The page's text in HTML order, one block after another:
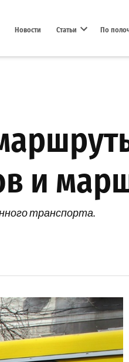
Новости Статьи По
и
транспорта.